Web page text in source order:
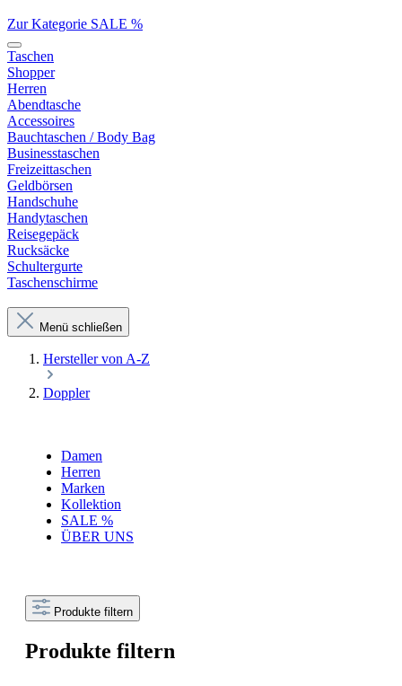
Zur Kategorie SALE %
Taschen
Shopper
Herren
Abendtasche
Accessoires
Bauchtaschen / Body Bag
Businesstaschen
Freizeittaschen
Geldbörsen
Handschuhe
Handytaschen
Reisegepäck
Rucksäcke
Schultergurte
Taschenschirme
Menü schließen
Hersteller von A-Z
Doppler
Damen
Herren
Marken
Kollektion
SALE %
ÜBER UNS
Produkte filtern
Produkte filtern